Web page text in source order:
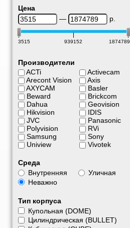
Цена
—
р.
3515 939152 1874789
Производители
ACTi
Arecont Vision
AXYCAM
Beward
Dahua
Hikvision
JVC
Polyvision
Samsung
Uniview
Activecam
Axis
Basler
Brickcom
Geovision
IDIS
Panasonic
RVi
Sony
Vivotek
Среда
Внутренняя
Уличная
Неважно
Тип корпуса
Купольная (DOME)
Цилиндрическая (BULLET)